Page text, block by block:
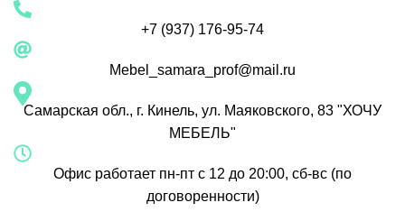
+7 (937) 176-95-74
Mebel_samara_prof@mail.ru
Самарская обл., г. Кинель, ул. Маяковского, 83 "ХОЧУ
МЕБЕЛЬ"
Офис работает пн-пт с 12 до 20:00, сб-вс (по
договоренности)